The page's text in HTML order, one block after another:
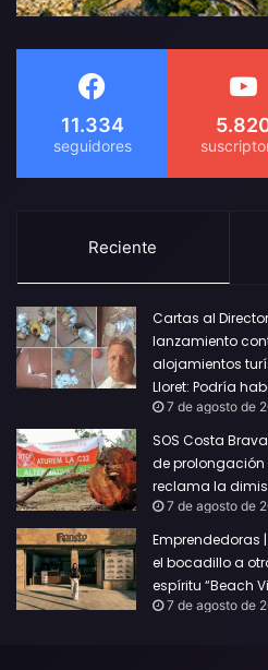
11.334
Reciente
Cartas al
lanzamiento
alojamientos
Lloret: Podría
7 de agosto de
SOS Costa
de prolongación
reclama la
7 de agosto de
Emprendedoras
el bocadillo a
espíritu “Beach
7 de agosto de